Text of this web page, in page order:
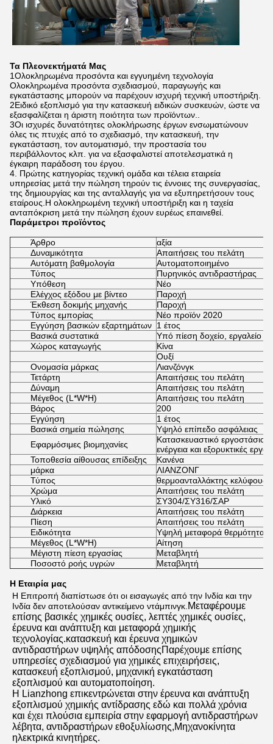
Τα Πλεονεκτήματά Μας
1Ολοκληρωμένα προσόντα και εγγυημένη τεχνολογία
Ολοκληρωμένα προσόντα σχεδιασμού, παραγωγής και
εγκατάστασης μπορούν να παρέχουν ισχυρή τεχνική υποστήριξη.
2Ειδικό εξοπλισμό για την κατασκευή ειδικών συσκευών, ώστε να
εξασφαλίζεται η άριστη ποιότητα των προϊόντων..
3Οι ισχυρές δυνατότητες ολοκλήρωσης έργων ενσωματώνουν
όλες τις πτυχές από το σχεδιασμό, την κατασκευή, την
εγκατάσταση, τον αυτοματισμό, την προστασία του
περιβάλλοντος κλπ. για να εξασφαλιστεί αποτελεσματικά η
έγκαιρη παράδοση του έργου.
4. Πρώτης κατηγορίας τεχνική ομάδα και τέλεια εταιρεία
υπηρεσίας μετά την πώληση τηρούν τις έννοιες της συνεργασίας,
της δημιουργίας και της ανταλλαγής για να εξυπηρετήσουν τους
εταίρους.Η ολοκληρωμένη τεχνική υποστήριξη και η ταχεία
ανταπόκριση μετά την πώληση έχουν ευρέως επαινεθεί.
Παράμετροι προϊόντος
Άρθρο
αξία
Δυναμικότητα
Απαιτήσεις του πελάτη
Αυτόματη βαθμολογία
Αυτοματοποιημένο
Τύπος
Πυρηνικός αντιδραστήρας
Υπόθεση
Νέο
Ελέγχος εξόδου με βίντεο
Παροχή
Έκθεση δοκιμής μηχανής
Παροχή
Τύπος εμπορίας
Νέο προϊόν 2020
Εγγύηση βασικών εξαρτημάτων 1 έτος
Βασικά συστατικά
Υπό πίεση δοχείο, εργαλείο
Χώρος καταγωγής
Κίνα
Ουξί
Ονομασία μάρκας
Λιανζόνγκ
Τετάρτη
Απαιτήσεις του πελάτη
Δύναμη
Απαιτήσεις του πελάτη
Μέγεθος (L*W*H)
Απαιτήσεις του πελάτη
Βάρος
200
Εγγύηση
1 έτος
Βασικά σημεία πώλησης
Υψηλό επίπεδο ασφάλειας
Εφαρμόσιμες βιομηχανίες
Κατασκευαστικό εργοστάσιο,
ενέργεια και εξορυκτικές
Τοποθεσία αίθουσας επίδειξης
Κανένα
μάρκα
ΛΙΑΝΖΟΝΓ
Τύπος
θερμοανταλλάκτης κελύφους
Χρώμα
Απαιτήσεις του πελάτη
Υλικό
ΣΥ304/ΣΥ316/ΣΑΡ
Διάρκεια
Απαιτήσεις του πελάτη
Πίεση
Απαιτήσεις του πελάτη
Ειδικότητα
Υψηλή μεταφορά θερμότητας
Μέγεθος (L*W*H)
Αίτηση
Μέγιστη πίεση εργασίας
Μεταβλητή
Ποσοστό ροής υγρών
Μεταβλητή
Η Εταιρία μας
Η Επιτροπή διαπίστωσε ότι οι εισαγωγές από την Ινδία και την
Ινδία δεν αποτελούσαν αντικείμενο ντάμπινγκ.Μεταφέρουμε
επίσης βασικές χημικές ουσίες, λεπτές χημικές ουσίες,
έρευνα και ανάπτυξη και μεταφορά χημικής
τεχνολογίας.κατασκευή και έρευνα χημικών
αντιδραστήρων υψηλής απόδοσηςΠαρέχουμε επίσης
υπηρεσίες σχεδιασμού για χημικές επιχειρήσεις,
κατασκευή εξοπλισμού, μηχανική εγκατάσταση
εξοπλισμού και αυτοματοποίηση.
Η Lianzhong επικεντρώνεται στην έρευνα και ανάπτυξη
εξοπλισμού χημικής αντίδρασης εδώ και πολλά χρόνια
και έχει πλούσια εμπειρία στην εφαρμογή αντιδραστήρων
λέβητα, αντιδραστήρων εθοξυλίωσης,Μηχανοκίνητα
ηλεκτρικά κινητήρες.